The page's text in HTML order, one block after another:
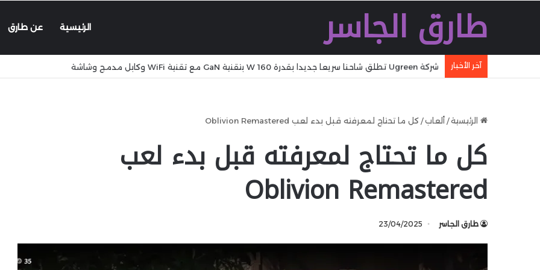
طارق الجاسر الرئيسية عن طارق
آخر الأخبار شركة Ugreen تطلق شاحنا سريعا جديدا بقدرة 160 W بتقنية GaN مع تقنية WiFi وكابل مدمج وشاشة
الرئيسية/ ألعاب/ كل ما تحتاج لمعرفته قبل بدء لعب Oblivion Remastered
كل ما تحتاج لمعرفته قبل بدء لعب
Oblivion Remastered
طارق الجاسر 23/04/2025